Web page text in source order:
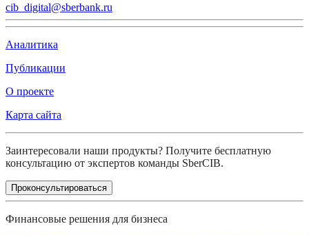
cib_digital@sberbank.ru
Аналитика
Публикации
О проекте
Карта сайта
Заинтересовали наши продукты? Получите бесплатную
консультацию от экспертов команды SberCIB.
Проконсультироваться
Финансовые решения для бизнеса